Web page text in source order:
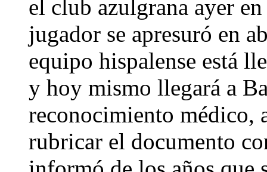
el club azulgrana ayer
jugador se apresuró en
equipo hispalense está
y hoy mismo llegará a
reconocimiento médico,
rubricar el documento